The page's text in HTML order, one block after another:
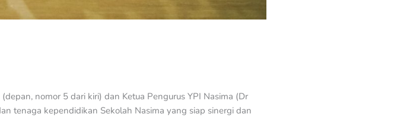
nomor 5 dari kiri) dan Ketua Pengurus YPI Nasima (Dr
tenaga kependidikan Sekolah Nasima yang siap sinergi dan